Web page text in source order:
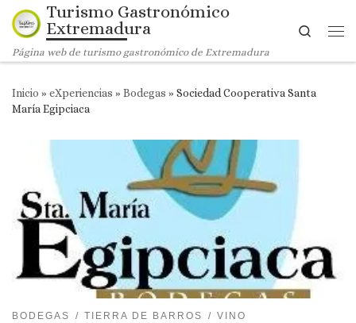
Saltar al contenido
Turismo Gastronómico
Extremadura
Página web de turismo gastronómico de Extremadura
Search
Inicio » eXperiencias » Bodegas » Sociedad Cooperativa Santa
María Egipciaca
BODEGAS TIERRA DE BARROS VINO